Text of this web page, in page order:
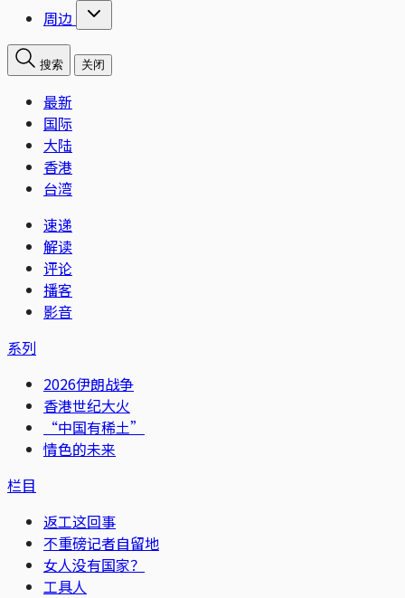
周边
搜索 关闭
最新
国际
大陆
香港
台湾
速递
解读
评论
播客
影音
系列
2026伊朗战争
香港世纪大火
“中国有稀土”
情色的未来
栏目
返工这回事
不重磅记者自留地
女人没有国家？
工具人